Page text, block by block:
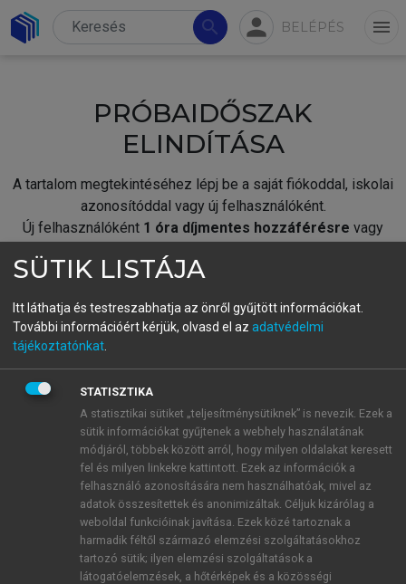
search person BELÉPÉS menu
PRÓBAIDŐSZAK
ELINDÍTÁSA
A tartalom megtekintéséhez lépj be a saját fiókoddal, iskolai
azonosítóddal vagy új felhasználóként.
Új felhasználóként 1 óra díjmentes hozzáférésre vagy
fiókoddal,vagy hozz létre új fiókot.
A regisztráció után apróbaidőszakautomatikusan
BELÉPÉS SAJÁT FIÓKKAL
ÚJ FIÓK LÉTREHOZÁSA
1 óra díjmentes hozzáférés
E-MAIL-CÍM
SÜTIK LISTÁJA
Itt láthatja és testreszabhatja az önről gyűjtött információkat.
További információért kérjük, olvasd el az adatvédelmi
tájékoztatónkat
STATISZTIKA
A statisztikai sütiket „teljesítménysütiknek” is nevezik. Ezek a
sütik információkat gyűjtenek a webhely használatának
módjáról, többek között arról, hogy milyen oldalakat keresett
fel és milyen linkekre kattintott. Ezek az információk a
felhasználó azonosítására nem használhatóak, mivel az
adatok összesítettek és anonimizáltak. Céljuk kizárólag a
weboldal funkcióinak javítása. Ezek közé tartoznak a
harmadik féltől származó elemzési szolgáltatásokhoz
tartozó sütik; ilyen elemzési szolgáltatások a
látogatóelemzések, a hőtérképek és a közösségi